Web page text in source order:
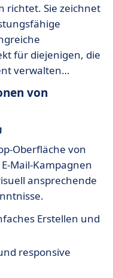
richtet. Sie zeichnet
für diejenigen, die
verwalten
von
Oberfläche von
Mail-Kampagnen
ansprechende
Erstellen und
responsive